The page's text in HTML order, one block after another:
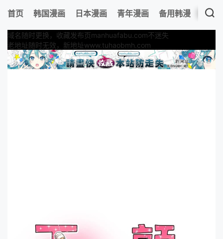
首页 韩国漫画 日本漫画 青年漫画 备用韩漫 最新
域名随时更换，收藏发布页manhuafabu.com不迷失
老地址随时无效，新地址www.tuhaobmh.com